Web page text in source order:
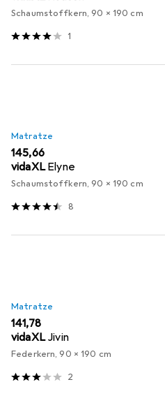
Schaumstoffkern, 90 x 190 cm
1
Matratze
EUR
145,66
vidaXL Elyne
Schaumstoffkern, 90 x 190 cm
8
Matratze
EUR
141,78
vidaXL Jivin
Federkern, 90 x 190 cm
2